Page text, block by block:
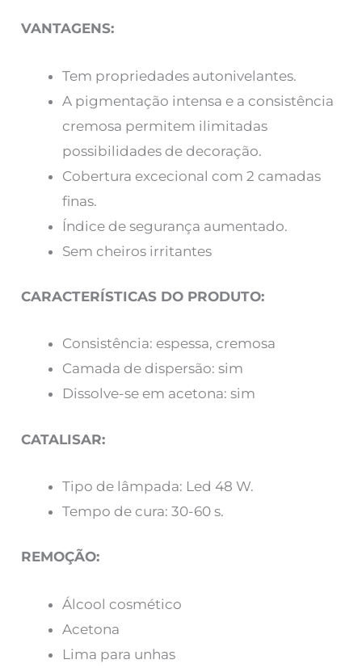
VANTAGENS:
Tem propriedades autonivelantes.
A pigmentação intensa e a consistência
cremosa permitem ilimitadas
possibilidades de decoração.
Cobertura excecional com 2 camadas
finas.
Índice de segurança aumentado.
Sem cheiros irritantes
CARACTERÍSTICAS DO PRODUTO:
Consistência: espessa, cremosa
Camada de dispersão: sim
Dissolve-se em acetona: sim
CATALISAR:
Tipo de lâmpada: Led 48 W.
Tempo de cura: 30-60 s.
REMOÇÃO:
Álcool cosmético
Acetona
Lima para unhas